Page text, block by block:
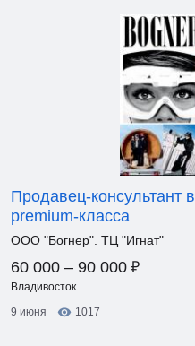
Продавец-консультант
premium-класса
ООО "Богнер". ТЦ "Игнат"
60 000 – 90 000 ₽
Владивосток
9 июня
1017